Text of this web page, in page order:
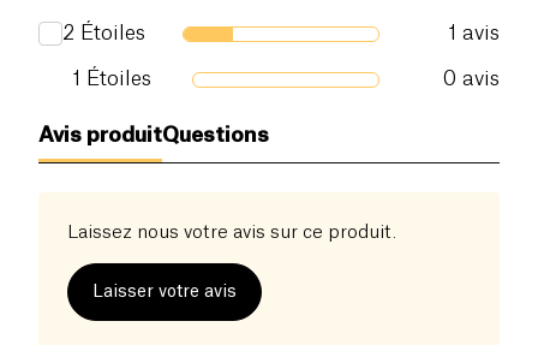
2 Étoiles 1 avis
1 Étoiles 0 avis
Avis produitQuestions
Laissez nous votre avis sur ce produit.
Laisser votre avis